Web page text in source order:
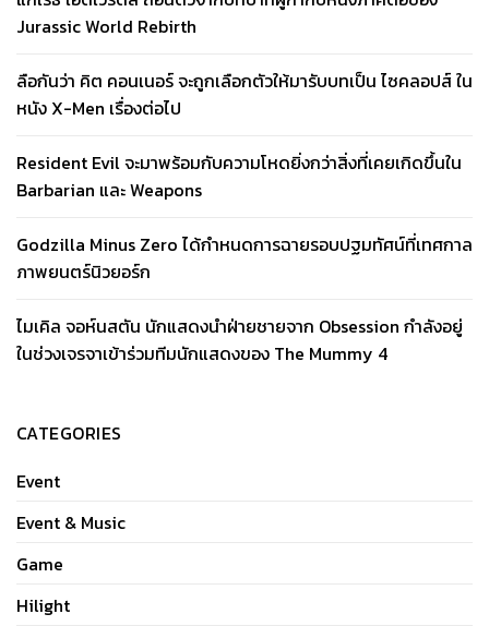
Jurassic World Rebirth
ลือกันว่า คิต คอนเนอร์ จะถูกเลือกตัวให้มารับบทเป็น ไซคลอปส์ ใน
หนัง X-Men เรื่องต่อไป
Resident Evil จะมาพร้อมกับความโหดยิ่งกว่าสิ่งที่เคยเกิดขึ้นใน
Barbarian และ Weapons
Godzilla Minus Zero ได้กำหนดการฉายรอบปฐมทัศน์ที่เทศกาล
ภาพยนตร์นิวยอร์ก
ไมเคิล จอห์นสตัน นักแสดงนำฝ่ายชายจาก Obsession กำลังอยู่
ในช่วงเจรจาเข้าร่วมทีมนักแสดงของ The Mummy 4
CATEGORIES
Event
Event & Music
Game
Hilight